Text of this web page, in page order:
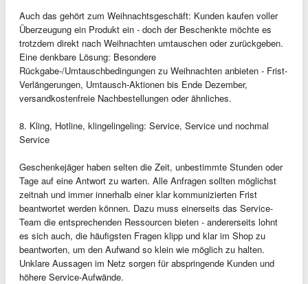
Auch das gehört zum Weihnachtsgeschäft: Kunden kaufen voller
Überzeugung ein Produkt ein - doch der Beschenkte möchte es
trotzdem direkt nach Weihnachten umtauschen oder zurückgeben.
Eine denkbare Lösung: Besondere
Rückgabe-/Umtauschbedingungen zu Weihnachten anbieten - Frist-
Verlängerungen, Umtausch-Aktionen bis Ende Dezember,
versandkostenfreie Nachbestellungen oder ähnliches.
8. Kling, Hotline, klingelingeling: Service, Service und nochmal
Service
Geschenkejäger haben selten die Zeit, unbestimmte Stunden oder
Tage auf eine Antwort zu warten. Alle Anfragen sollten möglichst
zeitnah und immer innerhalb einer klar kommunizierten Frist
beantwortet werden können. Dazu muss einerseits das Service-
Team die entsprechenden Ressourcen bieten - andererseits lohnt
es sich auch, die häufigsten Fragen klipp und klar im Shop zu
beantworten, um den Aufwand so klein wie möglich zu halten.
Unklare Aussagen im Netz sorgen für abspringende Kunden und
höhere Service-Aufwände.